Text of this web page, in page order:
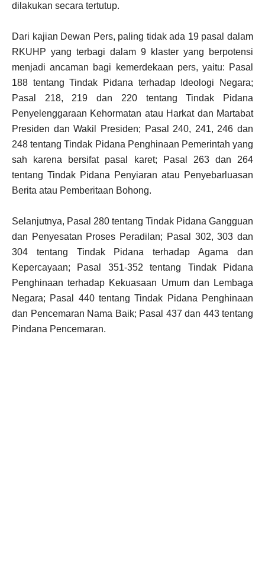
dilakukan secara tertutup.
Dari kajian Dewan Pers, paling tidak ada 19 pasal dalam
RKUHP yang terbagi dalam 9 klaster yang berpotensi
menjadi ancaman bagi kemerdekaan pers, yaitu: Pasal
188 tentang Tindak Pidana terhadap Ideologi Negara;
Pasal 218, 219 dan 220 tentang Tindak Pidana
Penyelenggaraan Kehormatan atau Harkat dan Martabat
Presiden dan Wakil Presiden; Pasal 240, 241, 246 dan
248 tentang Tindak Pidana Penghinaan Pemerintah yang
sah karena bersifat pasal karet; Pasal 263 dan 264
tentang Tindak Pidana Penyiaran atau Penyebarluasan
Berita atau Pemberitaan Bohong.
Selanjutnya, Pasal 280 tentang Tindak Pidana Gangguan
dan Penyesatan Proses Peradilan; Pasal 302, 303 dan
304 tentang Tindak Pidana terhadap Agama dan
Kepercayaan; Pasal 351-352 tentang Tindak Pidana
Penghinaan terhadap Kekuasaan Umum dan Lembaga
Negara; Pasal 440 tentang Tindak Pidana Penghinaan
dan Pencemaran Nama Baik; Pasal 437 dan 443 tentang
Pindana Pencemaran.